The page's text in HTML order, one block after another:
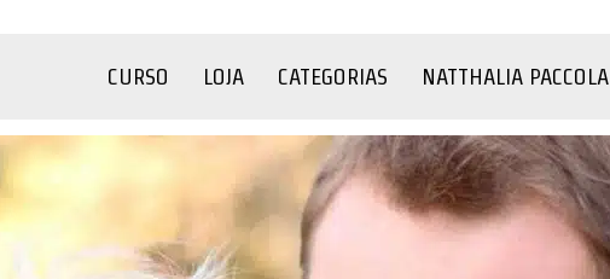
CURSO LOJA CATEGORIAS NATTHALIA PACCOLA